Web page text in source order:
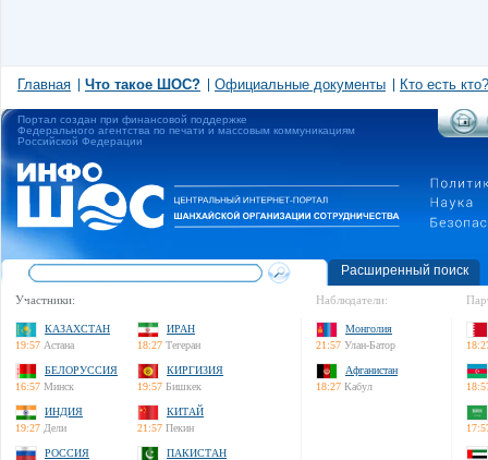
Главная Что такое ШОС? Официальные документы Кто есть кто?
Портал создан при финансовой поддержке
Федерального агентства по печати и массовым коммуникациям
Российской Федерации
Расширенный поиск
Участники:
КАЗАХСТАН
19:57 Астана
ИРАН
18:27 Тегеран
БЕЛОРУССИЯ
16:57 Минск
КИРГИЗИЯ
19:57 Бишкек
ИНДИЯ
19:27 Дели
КИТАЙ
21:57 Пекин
РОССИЯ
ПАКИСТАН
Наблюдатели:
Монголия
21:57 Улан-Батор
Афганистан
18:27 Кабул